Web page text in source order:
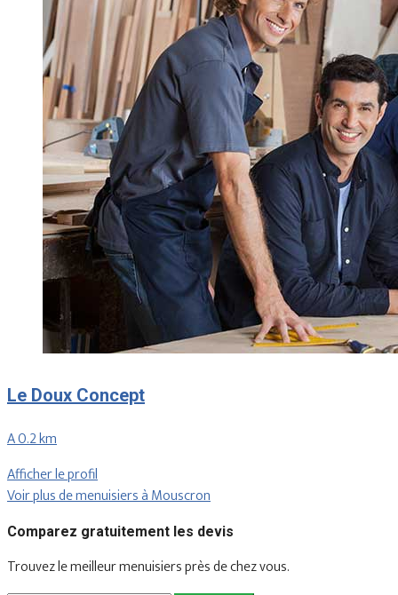
Le Doux Concept
A 0.2 km
Afficher le profil
Voir plus de menuisiers à Mouscron
Comparez gratuitement les devis
Trouvez le meilleur menuisiers près de chez vous.